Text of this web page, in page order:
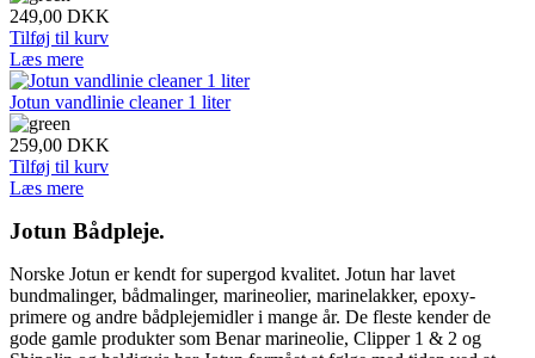
249,00 DKK
Tilføj til kurv
Læs mere
Jotun vandlinie cleaner 1 liter
259,00 DKK
Tilføj til kurv
Læs mere
Jotun Bådpleje.
Norske Jotun er kendt for supergod kvalitet. Jotun har lavet
bundmalinger, bådmalinger, marineolier, marinelakker, epoxy-
primere og andre bådplejemidler i mange år. De fleste kender de
gode gamle produkter som Benar marineolie, Clipper 1 & 2 og